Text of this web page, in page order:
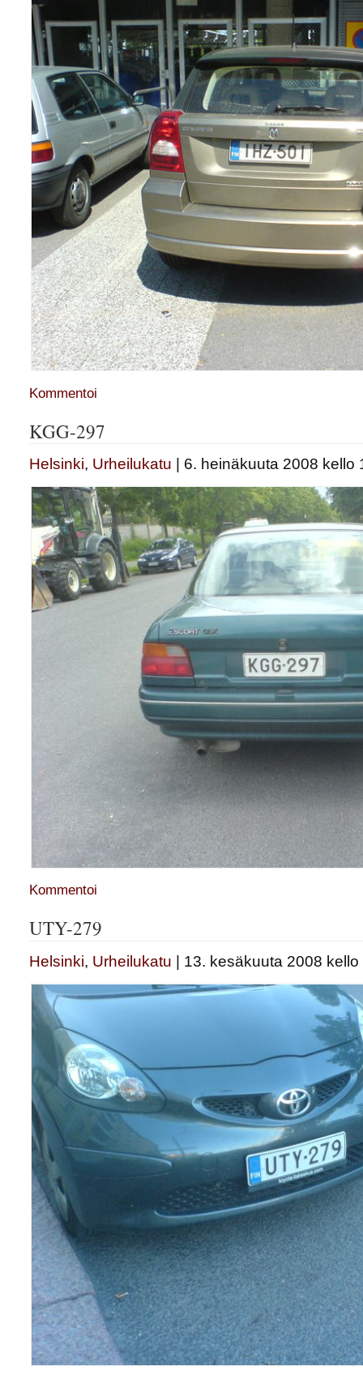
Kommentoi
KGG-297
Helsinki, Urheilukatu | 6. heinäkuuta 2008 kello
Kommentoi
UTY-279
Helsinki, Urheilukatu | 13. kesäkuuta 2008